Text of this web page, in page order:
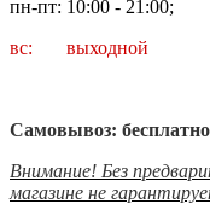
пн-пт: 10:00 - 21:00;
вс: выходной
Самовывоз: бесплатно
Внимание! Без
магазине не